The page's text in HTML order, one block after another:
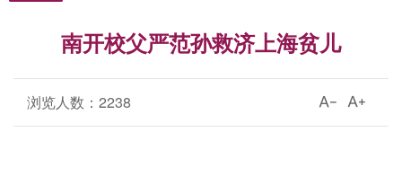
南开校父严范孙救济上海贫儿
浏览人数： 2238